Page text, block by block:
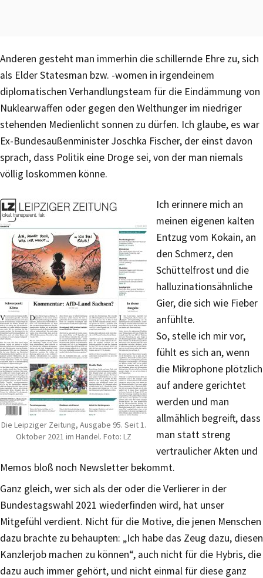
Anderen gesteht man immerhin die schillernde Ehre zu, sich
als Elder Statesman bzw. -women in irgendeinem
diplomatischen Verhandlungsteam für die Eindämmung von
Nuklearwaffen oder gegen den Welthunger im niedriger
stehenden Medienlicht sonnen zu dürfen. Ich glaube, es war
Ex-Bundesaußenminister Joschka Fischer, der einst davon
sprach, dass Politik eine Droge sei, von der man niemals
völlig loskommen könne.
Die Leipziger Zeitung, Ausgabe 95. Seit 1.
Oktober 2021 im Handel. Foto: LZ
Ich erinnere mich an
meinen eigenen kalten
Entzug vom Kokain, an
den Schmerz, den
Schüttelfrost und die
halluzinationsähnliche
Gier, die sich wie Fieber
anfühlte.
So, stelle ich mir vor,
fühlt es sich an, wenn
die Mikrophone plötzlich
auf andere gerichtet
werden und man
allmählich begreift, dass
man statt streng
vertraulicher Akten und
Memos bloß noch Newsletter bekommt.
Ganz gleich, wer sich als der oder die Verlierer in der
Bundestagswahl 2021 wiederfinden wird, hat unser
Mitgefühl verdient. Nicht für die Motive, die jenen Menschen
dazu brachte zu behaupten: „Ich habe das Zeug dazu, diesen
Kanzlerjob machen zu können“, auch nicht für die Hybris, die
dazu auch immer gehört, und nicht einmal für diese ganz